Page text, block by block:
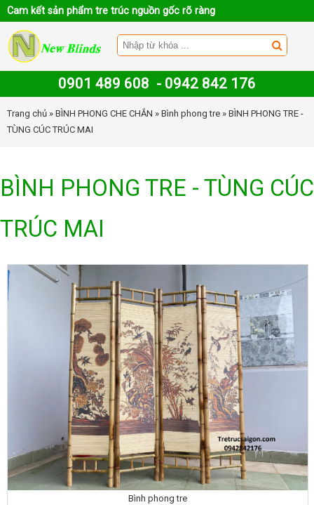
Cam kết sản phẩm tre trúc nguồn gốc rõ ràng
0901 489 608 - 0942 842 176
Trang chủ » BÌNH PHONG CHE CHẮN » Bình phong tre » BÌNH PHONG TRE -
TÙNG CÚC TRÚC MAI
BÌNH PHONG TRE - TÙNG CÚC
TRÚC MAI
Bình phong tre